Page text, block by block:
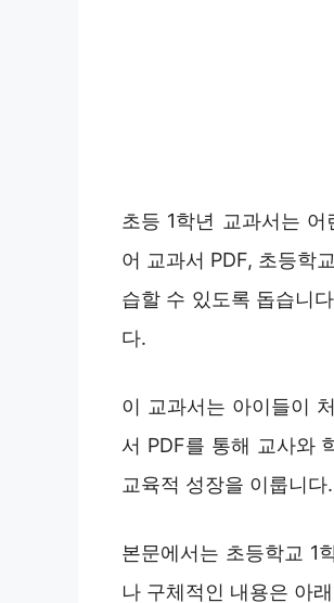
초등 1학년 교과서는
어 교과서 PDF, 초등학
습할 수 있도록 돕습니
다.
이 교과서는 아이들이
서 PDF를 통해 교사와
교육적 성장을 이룹니
본문에서는 초등학교 1
나 구체적인 내용은 아